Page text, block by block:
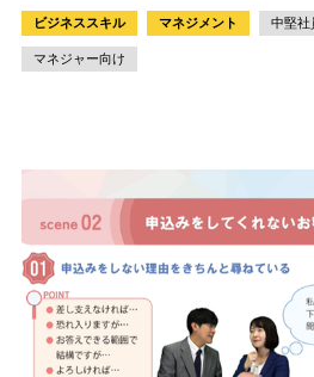
ビジネススキル マネジメント 中堅社
マネジャー向け